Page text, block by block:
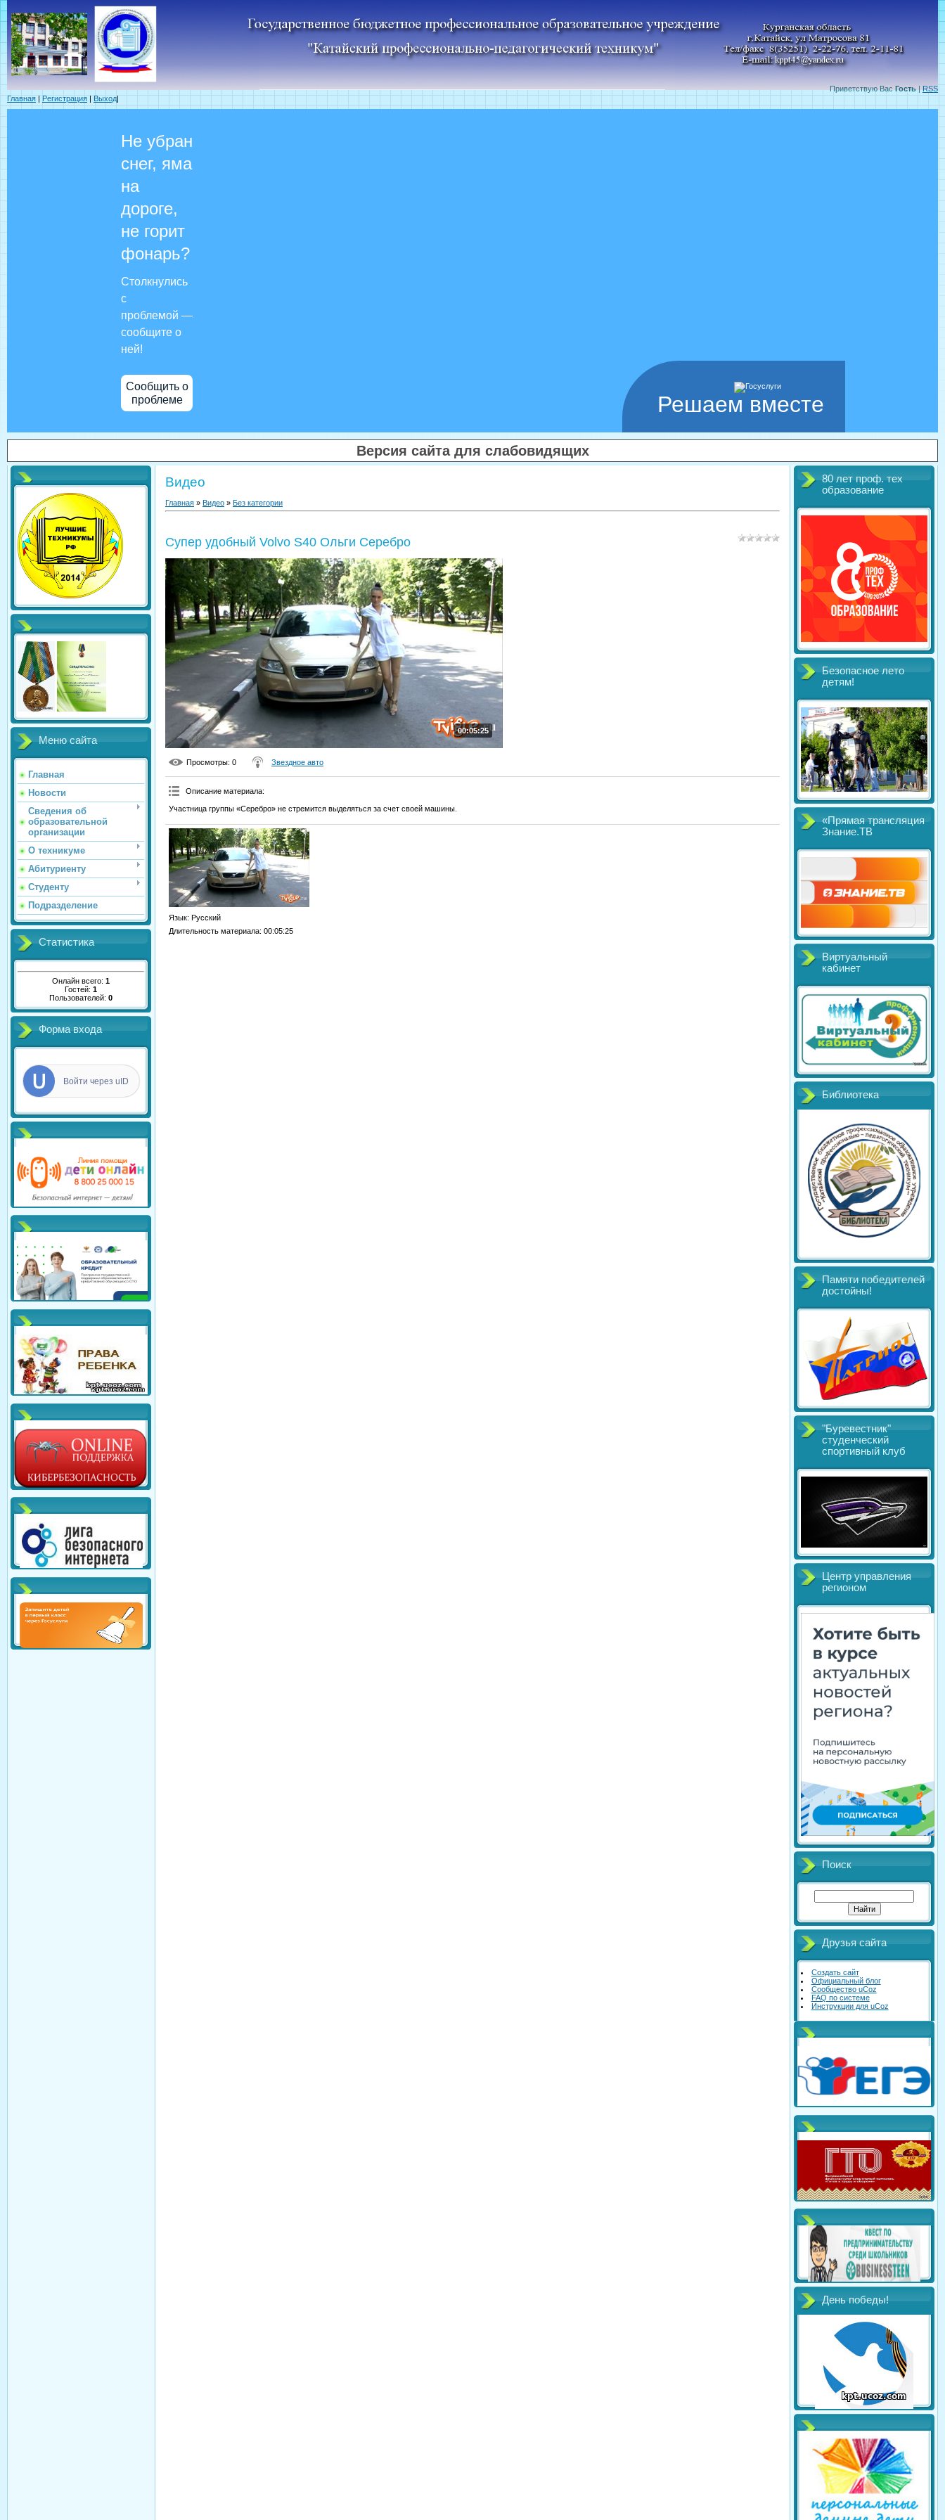
Приветствую Вас Гость|RSS
Главная | Регистрация | Выход|
Решаем вместе
Не убран
снег, яма
на
дороге,
не горит
фонарь?
Столкнулись
с
проблемой —
сообщите о
ней!
Сообщить о
проблеме
Версия сайта для слабовидящих
Меню сайта
Главная
Новости
Сведения об
образовательной
организации
О техникуме
Абитуриенту
Студенту
Подразделение
Статистика
Онлайн всего: 1
Гостей: 1
Пользователей: 0
Форма входа
Войти через uID
Видео
Главная » Видео » Без категории
Супер удобный Volvo S40 Ольги Серебро
00:05:25
Просмотры: 0 Звездное авто
Описание материала:
Участница группы «Серебро» не стремится выделяться за счет своей машины.
Язык: Русский
Длительность материала: 00:05:25
80 лет проф. тех
образование
Безопасное лето
детям!
«Прямая трансляция
Знание.ТВ
Виртуальный
кабинет
Библиотека
Памяти победителей
достойны!
"Буревестник"
студенческий
спортивный клуб
Центр управления
регионом
Поиск
Друзья сайта
Создать сайт
Официальный блог
Сообщество uCoz
FAQ по системе
Инструкции для uCoz
День победы!